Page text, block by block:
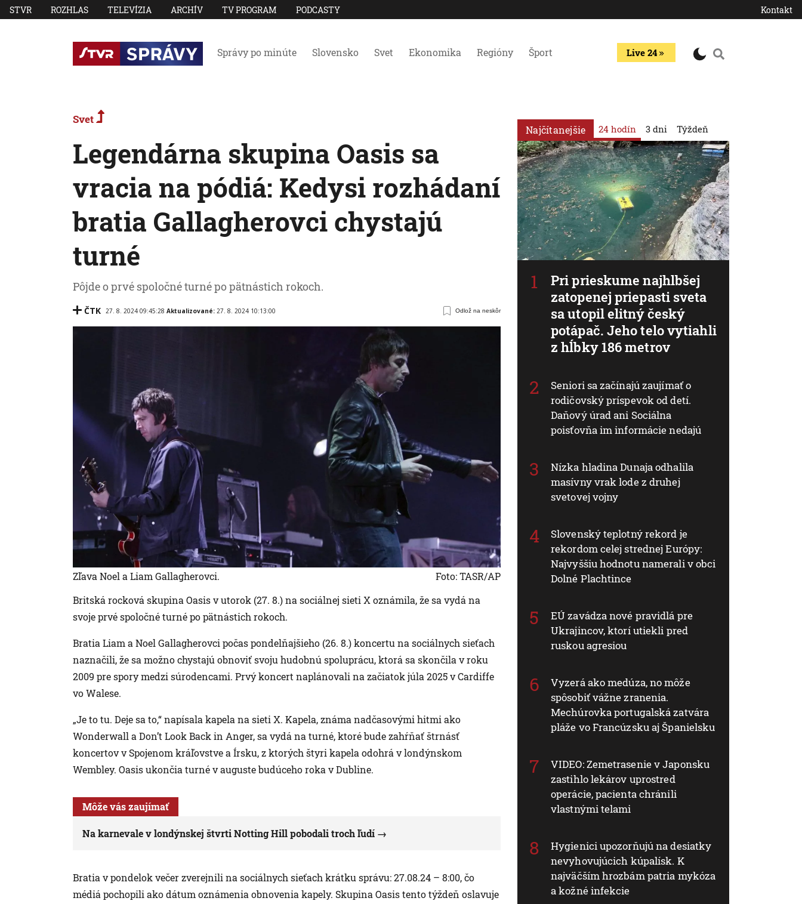
STVR ROZHLAS TELEVÍZIA ARCHÍV TV PROGRAM PODCASTY Kontakt
Správy po minúte Slovensko Svet Ekonomika Regióny Šport Live 24
Svet
Legendárna skupina Oasis sa
vracia na pódiá: Kedysi rozhádaní
bratia Gallagherovci chystajú
turné
Pôjde o prvé spoločné turné po pätnástich rokoch.
ČTK 27. 8. 2024 09:45:28 Aktualizované: 27. 8. 2024 10:13:00 Odlož na neskôr
Zľava Noel a Liam Gallagherovci.
Foto: TASR/AP
Britská rocková skupina Oasis v utorok (27. 8.) na sociálnej sieti X oznámila, že sa vydá na
svoje prvé spoločné turné po pätnástich rokoch.
Bratia Liam a Noel Gallagherovci počas pondelňajšieho (26. 8.) koncertu na sociálnych sieťach
naznačili, že sa možno chystajú obnoviť svoju hudobnú spoluprácu, ktorá sa skončila v roku
2009 pre spory medzi súrodencami. Prvý koncert naplánovali na začiatok júla 2025 v Cardiffe
vo Walese.
„Je to tu. Deje sa to,“ napísala kapela na sieti X. Kapela, známa nadčasovými hitmi ako
Wonderwall a Don’t Look Back in Anger, sa vydá na turné, ktoré bude zahŕňať štrnásť
koncertov v Spojenom kráľovstve a Írsku, z ktorých štyri kapela odohrá v londýnskom
Wembley. Oasis ukončia turné v auguste budúceho roka v Dubline.
Môže vás zaujímať
Na karnevale v londýnskej štvrti Notting Hill pobodali troch ľudí
Bratia v pondelok večer zverejnili na sociálnych sieťach krátku správu: 27.08.24 – 8:00, čo
médiá pochopili ako dátum oznámenia obnovenia kapely. Skupina Oasis tento týždeň oslavuje
Najčítanejšie 24 hodín
Pri prieskume najhlbšej
zatopenej priepasti sveta
sa utopil elitný český
potápač. Jeho telo vytiahli
z hĺbky 186 metrov
Seniori sa začínajú zaujímať o
rodičovský príspevok od detí.
Daňový úrad ani Sociálna
poisťovňa im informácie nedajú
Nízka hladina Dunaja odhalila
masívny vrak lode z druhej
svetovej vojny
Slovenský teplotný rekord je
rekordom celej strednej Európy:
Najvyššiu hodnotu namerali v obci
Dolné Plachtince
EÚ zavádza nové pravidlá pre
Ukrajincov, ktorí utiekli pred
ruskou agresiou
Vyzerá ako medúza, no môže
spôsobiť vážne zranenia.
Mechúrovka portugalská zatvára
pláže vo Francúzsku aj Španielsku
VIDEO: Zemetrasenie v Japonsku
zastihlo lekárov uprostred
operácie, pacienta chránili
vlastnými telami
Hygienici upozorňujú na desiatky
nevyhovujúcich kúpalísk. K
najväčším hrozbám patria mykóza
a kožné infekcie
3 dni Týždeň